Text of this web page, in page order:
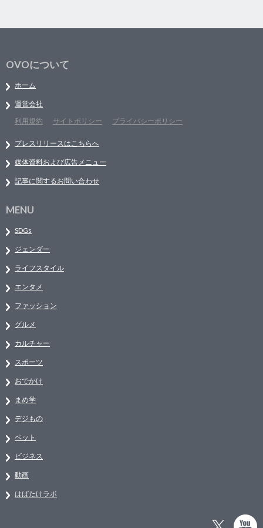
OVOについて
ホーム
運営会社
利用規約
サイトポリシー プライバシーポリシー
プレスリリースはこちらへ
媒体資料および広告メニュー
記事に関するお問い合わせ
MENU
SDGs
ジェンダー
ライフスタイル
エンタメ
ファッション
グルメ
カルチャー
スポーツ
おでかけ
まめ学
デジもの
ペット
ビジネス
動画
はばたけラボ